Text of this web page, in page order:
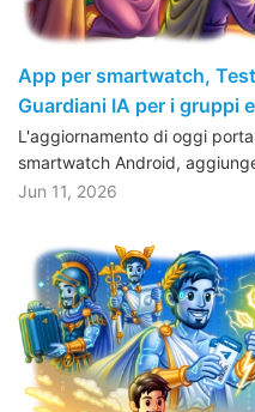
App per smartwatch,
Guardiani IA per i gruppi
L'aggiornamento di oggi
smartwatch Android,
Jun 11, 2026